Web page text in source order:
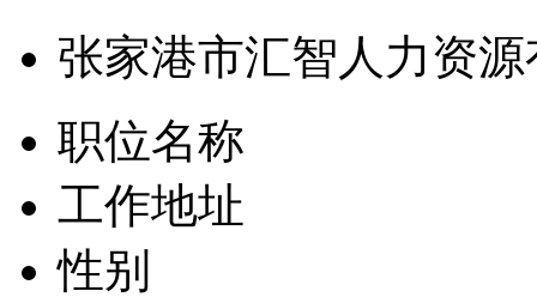
张家港市汇智人力资
职位名称
工作地址
性别